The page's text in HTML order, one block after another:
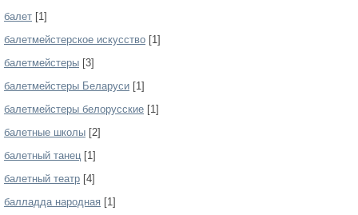
балет [1]
балетмейстерское искусство [1]
балетмейстеры [3]
балетмейстеры Беларуси [1]
балетмейстеры белорусские [1]
балетные школы [2]
балетный танец [1]
балетный театр [4]
балладда народная [1]